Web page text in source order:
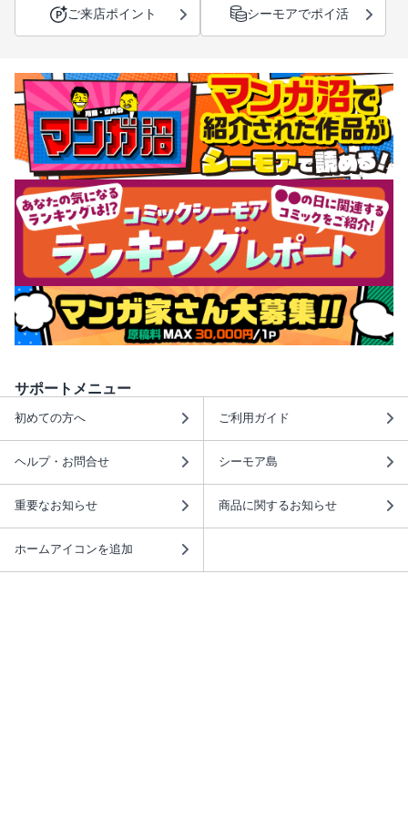
ご来店ポイント シーモアでポイ活
サポートメニュー
初めての方へ ご利用ガイド
ヘルプ・お問合せ シーモア島
重要なお知らせ 商品に関するお知らせ
ホームアイコンを追加